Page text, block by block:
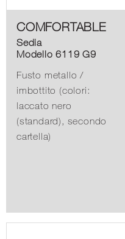
COMFORTABLE
Sedia
Modello 6119 G9
Fusto metallo /
imbottito (colori:
laccato nero
(standard), secondo
cartella)